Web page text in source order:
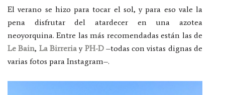
El verano se hizo para tocar el sol, y para eso vale la
pena disfrutar del atardecer en una azotea
neoyorquina. Entre las más recomendadas están las de
Le Bain, La Birreriay PH-D–todas con vistas dignas de
varias fotos para Instagram–.